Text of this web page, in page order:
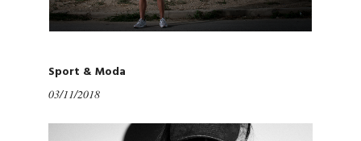
Sport & Moda
03/11/2018